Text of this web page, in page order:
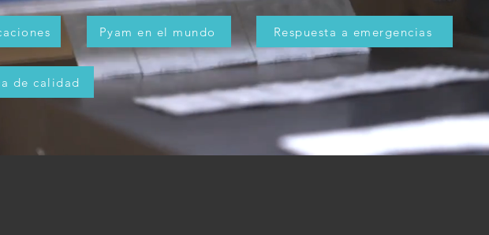
Pyam en el mundo Respuesta a emergencias
de calidad